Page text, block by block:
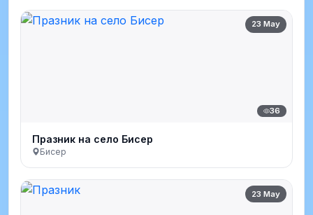
23 May
36
Празник на село Бисер
Бисер
23 May